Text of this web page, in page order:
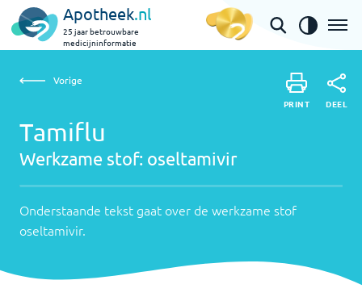
Apotheek.nl
25 jaar betrouwbare
medicijninformatie
Tamiflu | oseltamivir
over
de
werkzame
Vorige
Tamiflu
Werkzame stof: oseltamivir
Onderstaande tekst gaat over de werkzame stof
oseltamivir.
PRINT DEEL